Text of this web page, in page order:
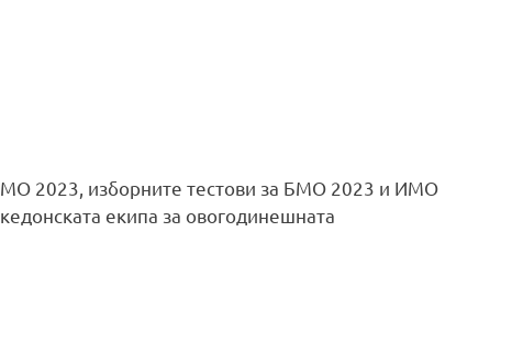
2023, изборните тестови за БМО 2023 и ИМО
екипа за овогодинешната